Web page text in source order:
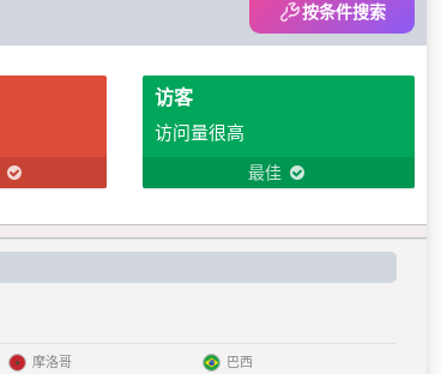
按条件搜索
访客
访问量很高
最佳
摩洛哥 巴西